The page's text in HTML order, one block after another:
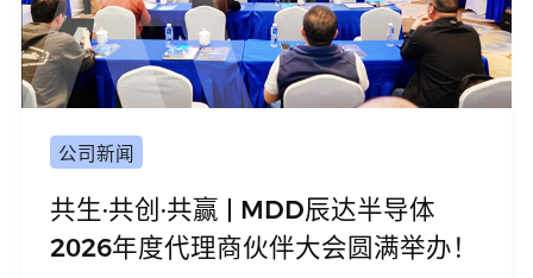
公司新闻
共生·共创·共赢 | MDD辰达半导体
2026年度代理商伙伴大会圆满举办！